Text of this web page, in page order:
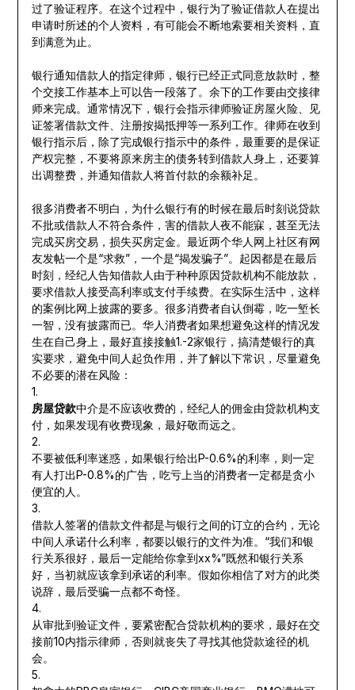
过了验证程序。在这个过程中，银行为了验证借款人在提出
申请时所述的个人资料，有可能会不断地索要相关资料，直
到满意为止。
银行通知借款人的指定律师，银行已经正式同意放款时，整
个交接工作基本上可以告一段落了。余下的工作要由交接律
师来完成。通常情况下，银行会指示律师验证房屋火险、见
证签署借款文件、注册按揭抵押等一系列工作。律师在收到
银行指示后，除了完成银行指示中的条件，最重要的是保证
产权完整，不要将原来房主的债务转到借款人身上，还要算
出调整费，并通知借款人将首付款的余额补足。
很多消费者不明白，为什么银行有的时候在最后时刻说贷款
不批或借款人不符合条件，害的借款人夜不能寐，甚至无法
完成买房交易，损失买房定金。最近两个华人网上社区有网
友发帖一个是“求救”，一个是“揭发骗子”。起因都是在最后
时刻，经纪人告知借款人由于种种原因贷款机构不能放款，
要求借款人接受高利率或支付手续费。在实际生活中，这样
的案例比网上披露的要多。很多消费者自认倒霉，吃一堑长
一智，没有披露而已。华人消费者如果想避免这样的情况发
生在自己身上，最好直接接触1.-2家银行，搞清楚银行的真
实要求，避免中间人起负作用，并了解以下常识，尽量避免
不必要的潜在风险：
1.
房屋贷款中介是不应该收费的，经纪人的佣金由贷款机构支
付，如果发现有收费现象，最好敬而远之。
2.
不要被低利率迷惑，如果银行给出P-0.6%的利率，则一定
有人打出P-0.8%的广告，吃亏上当的消费者一定都是贪小
便宜的人。
3.
借款人签署的借款文件都是与银行之间的订立的合约，无论
中间人承诺什么利率，都要以银行的文件为准。“我们和银
行关系很好，最后一定能给你拿到xx%”既然和银行关系
好，当初就应该拿到承诺的利率。假如你相信了对方的此类
说辞，最后受骗一点都不奇怪。
4.
从审批到验证文件，要紧密配合贷款机构的要求，最好在交
接前10内指示律师，否则就丧失了寻找其他贷款途径的机
会。
5.